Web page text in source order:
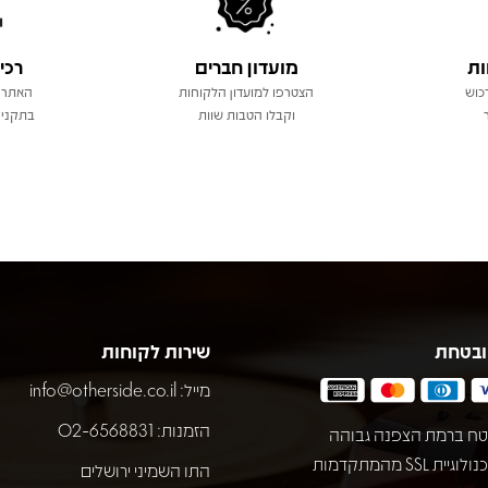
מועדון חברים
הצטרפו למועדון הלקוחות
וקבלו הטבות שוות
ברמת הצפנה גבוהה
באמצעות טכנולוגיית SSL מהמתקדמות
שירות לקוחות
מייל: info@otherside.co.il
הזמנות: 02-6568831
התו השמיני ירושלים